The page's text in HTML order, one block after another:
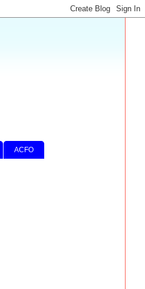
ACFO